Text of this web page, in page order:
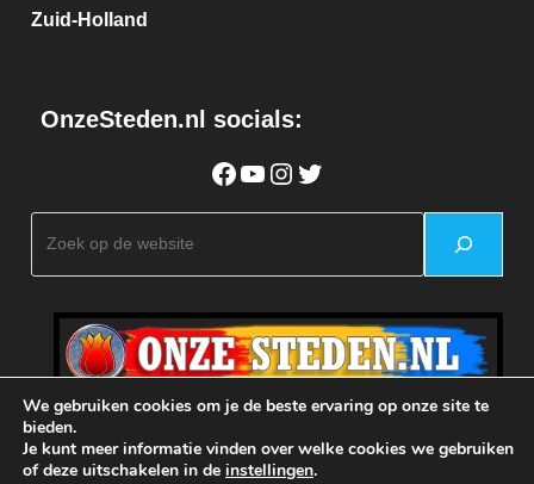
Zuid-Holland
OnzeSteden.nl socials:
Facebook
YouTubeInstagram
Twitter
We gebruiken cookies om je de beste ervaring op onze site te
bieden.
Je kunt meer informatie vinden over welke cookies we gebruiken
of deze uitschakelen in de instellingen.